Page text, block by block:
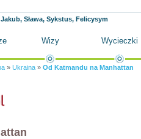
Jakub, Sława, Sykstus, Felicysym
Wizy Wycieczki
» Ukraina » Od Katmandu na Manhattan